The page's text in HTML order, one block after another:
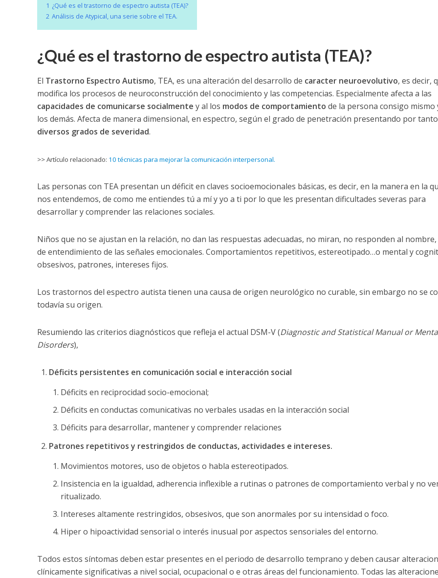
1 ¿Qué es el trastorno de espectro autista (TEA)?
2 Análisis de Atypical, una serie sobre el TEA.
¿Qué es el trastorno de espectro autista (TEA)?
El Trastorno Espectro Autismo, TEA, es una alteración del desarrollo de caracter neuroevolutivo, es decir,
modifica los procesos de neuroconstrucción del conocimiento y las competencias. Especialmente afecta a las
capacidades de comunicarse socialmente y al los modos de comportamiento de la persona consigo mismo
los demás. Afecta de manera dimensional, en espectro, según el grado de penetración presentando por tanto
diversos grados de severidad.
>> Artículo relacionado: 10 técnicas para mejorar la comunicación interpersonal.
Las personas con TEA presentan un déficit en claves socioemocionales básicas, es decir, en la manera en la
nos entendemos, de como me entiendes tú a mí y yo a ti por lo que les presentan dificultades severas para
desarrollar y comprender las relaciones sociales.
Niños que no se ajustan en la relación, no dan las respuestas adecuadas, no miran, no responden al
de entendimiento de las señales emocionales. Comportamientos repetitivos, estereotipado…o mental y
obsesivos, patrones, intereses fijos.
Los trastornos del espectro autista tienen una causa de origen neurológico no curable, sin embargo no se
todavía su origen.
Resumiendo las criterios diagnósticos que refleja el actual DSM-V (Diagnostic and Statistical Manual or
Disorders),
Déficits persistentes en comunicación social e interacción social
Déficits en reciprocidad socio-emocional;
Déficits en conductas comunicativas no verbales usadas en la interacción social
Déficits para desarrollar, mantener y comprender relaciones
Patrones repetitivos y restringidos de conductas, actividades e intereses.
Movimientos motores, uso de objetos o habla estereotipados.
Insistencia en la igualdad, adherencia inflexible a rutinas o patrones de comportamiento verbal y no
ritualizado.
Intereses altamente restringidos, obsesivos, que son anormales por su intensidad o foco.
Hiper o hipoactividad sensorial o interés inusual por aspectos sensoriales del entorno.
Todos estos síntomas deben estar presentes en el periodo de desarrollo temprano y deben causar
clínicamente significativas a nivel social, ocupacional o e otras áreas del funcionamiento. Todas las